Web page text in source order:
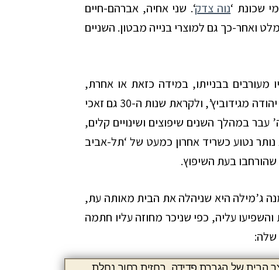
שכונת ‘נוה צדק‘. שני אחיה, אברהם-חיים
ואחר-כך גם למוצרי בנייה מבטון. השניים
בבנייתו, במידה כזאת או אחרת,
שניים מהאדריכלים הבולטים בעיר: תחילה יהודה מגידוביץ’, ולקראת שנות ה-30 גם זאכי
עבר במהלך השנים שיפוצים ושינויים קלים,
נטוע כשריד אחרון כמעט של ‘תל-אביב
שהורחבו בעת השיפוץ.
נפטר כבר בשנת 1920. האלמנה ג’מילה היא שניהלה את הבית מאותה עת,
עליה, כפי שניכר מחוזה עליו חתמה
הבית של הגברת פדידה, בחזית רחוב נחלת